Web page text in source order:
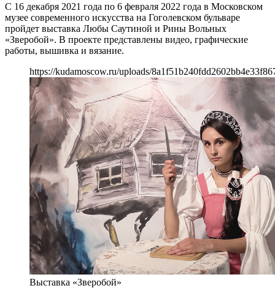
С 16 декабря 2021 года по 6 февраля 2022 года в Московском
музее современного искусства на Гоголевском бульваре
пройдет выставка Любы Саутиной и Рины Вольных
«Зверобой». В проекте представлены видео, графические
работы, вышивка и вязание.
https://kudamoscow.ru/uploads/
Выставка «Зверобой»